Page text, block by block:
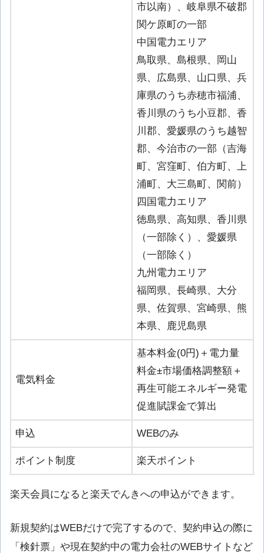
市以南）、岐阜県不破郡
関ケ原町の一部
中国電力エリア
鳥取県、島根県、岡山
県、広島県、山口県、兵
庫県のうち赤穂市福浦、
香川県のうち小豆郡、香
川郡、愛媛県のうち越智
郡、今治市の一部（吉海
町、宮窪町、伯方町、上
浦町、大三島町、関前）
四国電力エリア
徳島県、高知県、香川県
（一部除く）、愛媛県
（一部除く）
九州電力エリア
福岡県、長崎県、大分
県、佐賀県、宮崎県、熊
本県、鹿児島県
電気料金
基本料金(0円)＋電力量
料金±市場価格調整額＋
再生可能エネルギー発電
促進賦課金で算出
申込 WEBのみ
ポイント制度 楽天ポイント
楽天会員になると楽天でんきへの申込ができます。
新規契約はWEBだけで完了するので、契約申込の際に
「検針票」や現在契約中の電力会社のWEBサイトなど